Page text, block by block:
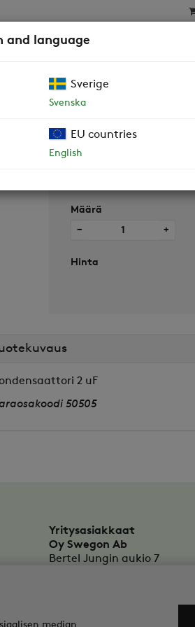
YRITYSASIAKKAAT JA
Määrä
− +
Hinta
2 uF
50505
Yritysasiakkaat
Oy Swegon Ab
Bertel Jungin aukio 7
and language
Sverige
Svenska
EU countries
English